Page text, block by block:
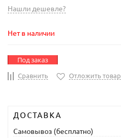
Нашли дешевле?
Нет в наличии
Под заказ
Сравнить Отложить товар
ДОСТАВКА
Самовывоз (бесплатно)